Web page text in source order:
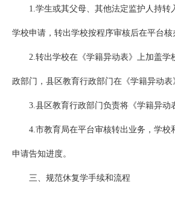
1.学生或其父母、其他法定监护人持转
学校申请，转出学校按程序审核后在平台核
2.转出学校在《学籍异动表》上加盖学
政部门，县区教育行政部门在《学籍异动表
3.县区教育行政部门负责将《学籍异动
4.市教育局在平台审核转出业务，学校
申请告知进度。
三、规范休复学手续和流程